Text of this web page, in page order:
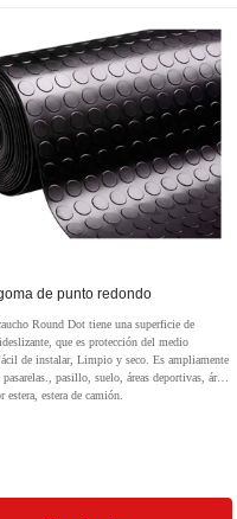
de punto redondo
Round Dot tiene una superficie de
que es protección del medio
de instalar, Limpio y seco. Es ampliamente
pasillo, suelo, áreas deportivas, áreas
estera, estera de camión.